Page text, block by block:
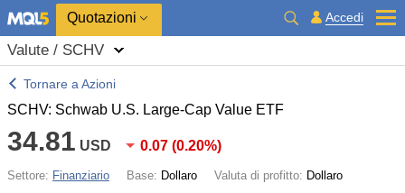
Quotazioni Accedi
Valute / SCHV
Tornare a Azioni
SCHV: Schwab U.S. Large-Cap Value ETF
34.81 USD 0.07 (0.20%)
Settore: Finanziario Base: Dollaro Valuta di profitto: Dollaro